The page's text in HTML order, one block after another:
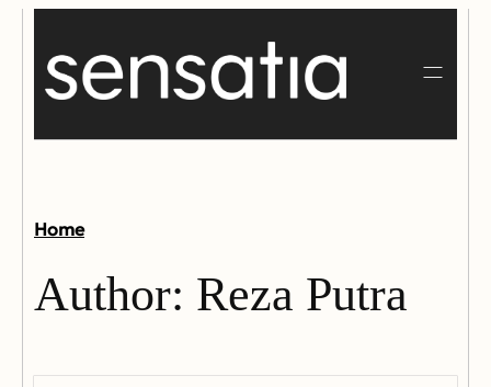
Home
Author: Reza Putra